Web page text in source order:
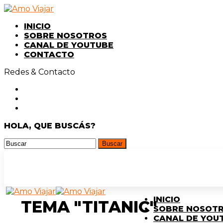
INICIO
SOBRE NOSOTROS
CANAL DE YOUTUBE
CONTACTO
Redes & Contacto
HOLA, QUE BUSCÁS?
INICIO
SOBRE
CANAL DE
TEMA "TITANIC"